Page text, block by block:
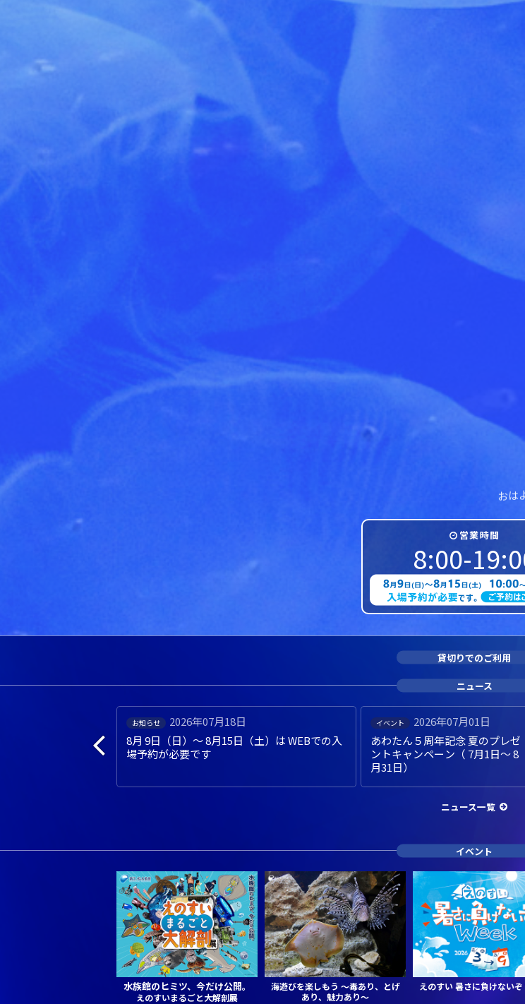
営業時間
8:00-
おは
貸切りでのご利用
ニュース
土）は WEBでの入
イベント
2026年07月01日
あわたん５周年記念 夏のプレゼ
ントキャンペーン（ 7月1日～ 8
お知らせ
2026年06月30日
新江ノ島水族館ブランドプロモ
ーション動画 2026年度版 完成
しました。
ニュース一覧
イベント
水族館のヒミツ、今だけ公開。
えのすいまるごと大解剖展
海遊びを楽しもう ～毒あり、とげ
あり、魅力あり～
えのすい 暑さに負けない